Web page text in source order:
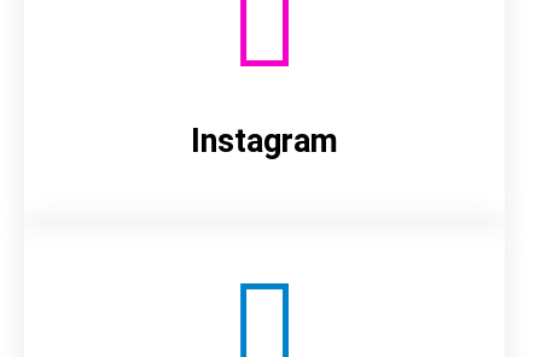
Instagram